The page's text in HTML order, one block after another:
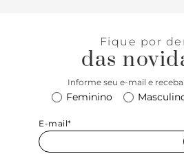
Fique por
das
Informe seu e-mail e
Feminino
E-mail*